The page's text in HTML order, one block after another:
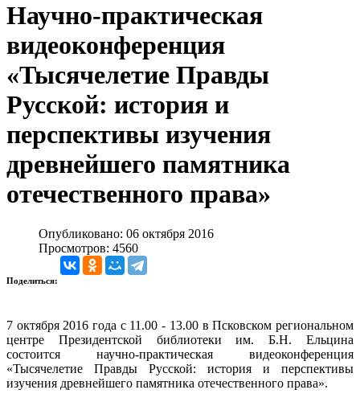
Научно-практическая
видеоконференция
«Тысячелетие Правды
Русской: история и
перспективы изучения
древнейшего памятника
отечественного права»
Опубликовано: 06 октября 2016
Просмотров: 4560
Поделиться:
7 октября 2016 года с 11.00 - 13.00 в Псковском региональном
центре Президентской библиотеки им. Б.Н. Ельцина
состоится научно-практическая видеоконференция
«Тысячелетие Правды Русской: история и перспективы
изучения древнейшего памятника отечественного права».